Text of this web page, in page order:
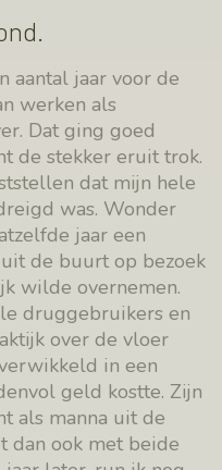
aantal jaar voor de
werken als
Dat ging goed
de stekker eruit trok.
dat mijn hele
was. Wonder
jaar een
de buurt op bezoek
wilde overnemen.
druggebruikers en
over de vloer
in een
geld kostte. Zijn
als manna uit de
dan ook met beide